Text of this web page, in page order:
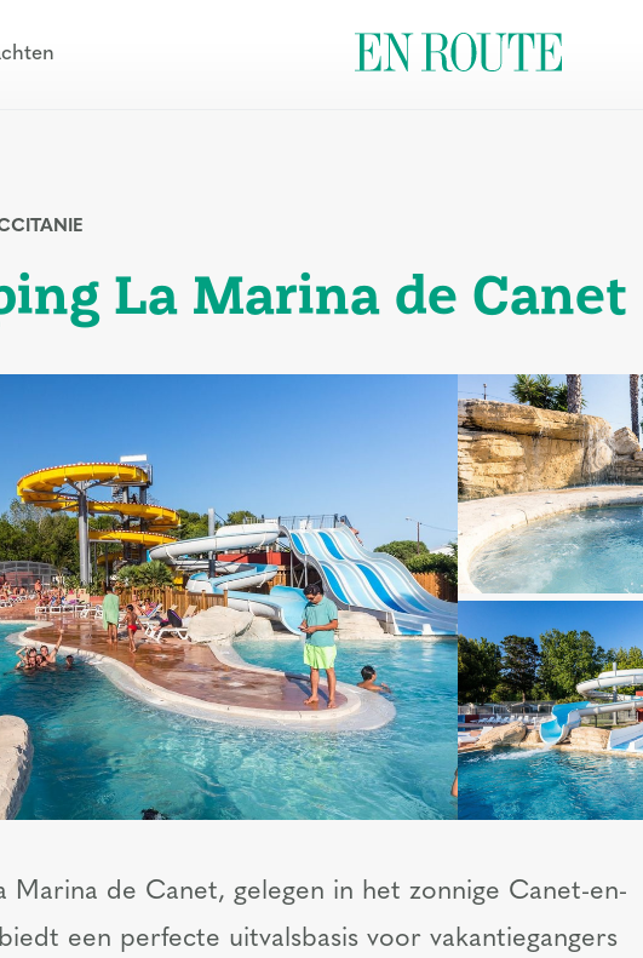
La Marina de Canet
Marina de Canet, gelegen in het zonnige Canet-en-
een perfecte uitvalsbasis voor vakantiegangers